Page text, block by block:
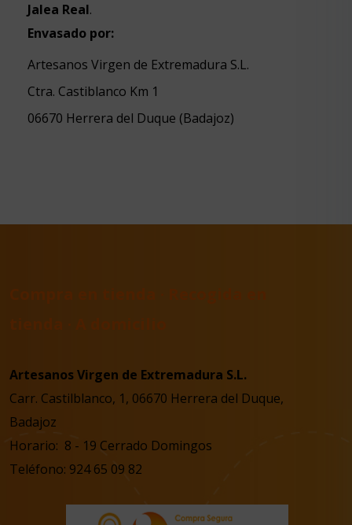
Jalea Real.
Envasado por:
Artesanos Virgen de Extremadura S.L.
Ctra. Castiblanco Km 1
06670 Herrera del Duque (Badajoz)
Artesanos Virgen de Extremadura S.L.
Carr. Castilblanco, 1, 06670 Herrera del Duque,
Badajoz
Horario: 8 - 19 Cerrado Domingos
Teléfono: 924 65 09 82